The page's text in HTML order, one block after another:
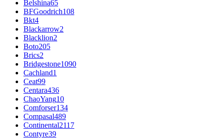
Belshina65
BFGoodrich108
Bkt4
Blackarrow2
Blacklion2
Boto205
Brics2
Bridgestone1090
Cachland1
Ceat99
Centara436
ChaoYang10
Comforser134
Compasal489
Continental2117
Contyre39